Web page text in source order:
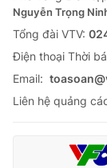
Nguyễn Trọng
Tổng đài VTV:
Ðiện thoại Thời
Email:
Liên hệ quảng